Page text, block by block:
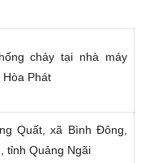
cháy tại nhà máy
Phát
Quất, xã Bình Đông,
tỉnh Quảng Ngãi